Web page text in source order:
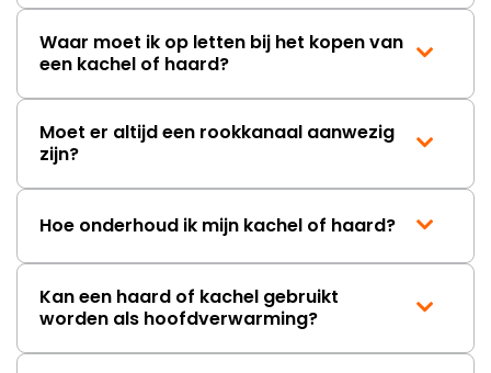
Waar moet ik op letten bij het kopen van
een kachel of haard?
Moet er altijd een rookkanaal aanwezig
zijn?
Hoe onderhoud ik mijn kachel of haard?
Kan een haard of kachel gebruikt
worden als hoofdverwarming?